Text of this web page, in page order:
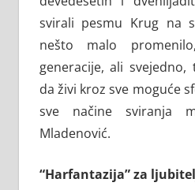
svirali pesmu Krug na
nešto malo
generacije, ali
da živi kroz sve moguće
sve načine sviranja
Mladenović.
“Harfantazija” za